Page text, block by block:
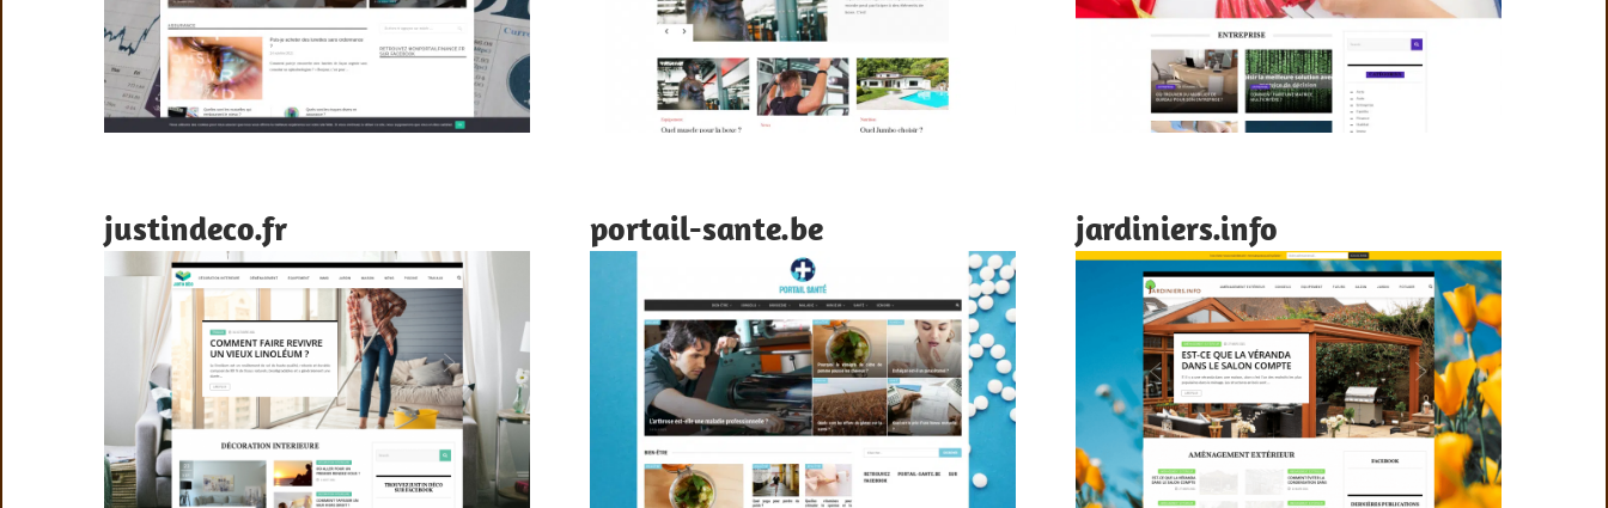
justindeco.fr portail-sante.be jardiniers.info